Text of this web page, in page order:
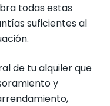
todas estas
suficientes al
de tu alquiler que
y